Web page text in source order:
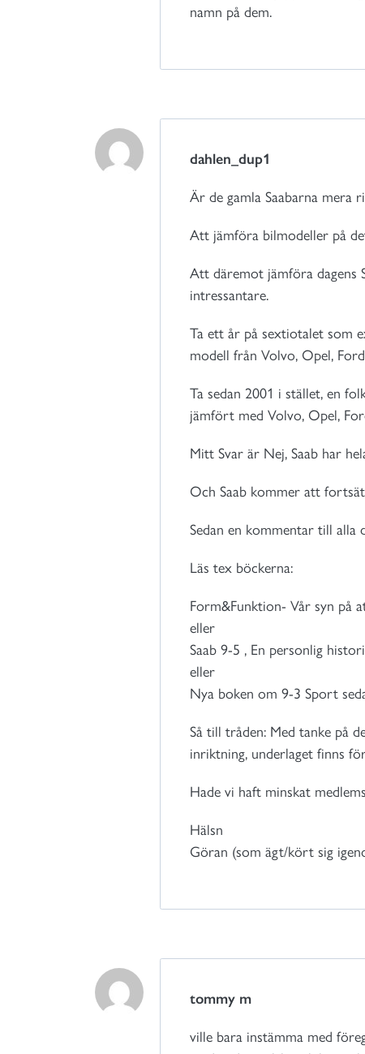
namn på dem.
dahlen_dup1
Är de gamla Saabarna mera
Att jämföra bilmodeller på
Att däremot jämföra dagens
intressantare.
Ta ett år på sextiotalet som
modell från Volvo, Opel,
Ta sedan 2001 i stället, en
jämfört med Volvo, Opel,
Mitt Svar är Nej, Saab har
Och Saab kommer att
Sedan en kommentar till alla
Läs tex böckerna:
Form&Funktion- Vår syn på
eller
Saab 9-5 , En personlig
eller
Nya boken om 9-3 Sport
Så till tråden: Med tanke på
inriktning, underlaget finns
Hade vi haft minskat
Hälsn
Göran (som ägt/kört sig
tommy m
ville bara instämma med